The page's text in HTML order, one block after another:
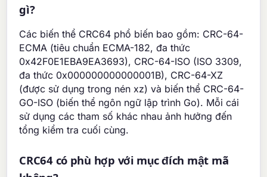
gì?
Các biến thể CRC64 phổ biến bao gồm: CRC-64-
ECMA (tiêu chuẩn ECMA-182, đa thức
0x42F0E1EBA9EA3693), CRC-64-ISO (ISO 3309,
đa thức 0x000000000000001B), CRC-64-XZ
(được sử dụng trong nén xz) và biến thể CRC-64-
GO-ISO (biến thể ngôn ngữ lập trình Go). Mỗi cái
sử dụng các tham số khác nhau ảnh hưởng đến
tổng kiểm tra cuối cùng.
CRC64 có phù hợp với mục đích mật mã